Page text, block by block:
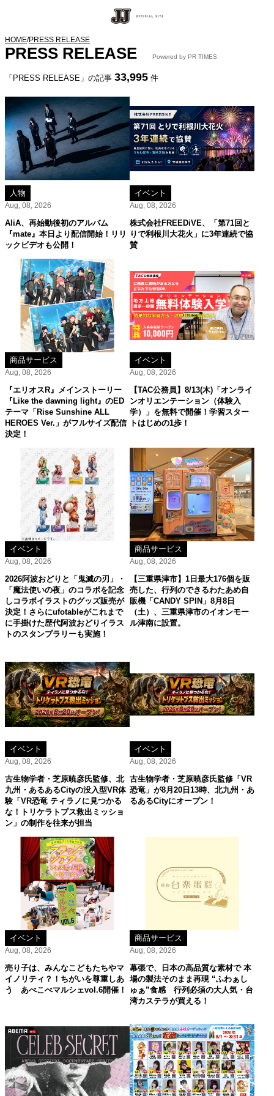
HOME/PRESS RELEASE
PRESS RELEASE Powered by PR TIMES
「PRESS RELEASE」の記事 33,995 件
人物
Aug, 08, 2026
AliA、再始動後初のアルバム
『mate』本日より配信開始！リリ
ックビデオも公開！
イベント
Aug, 08, 2026
株式会社FREEDiVE、「第71回と
りで利根川大花火」に3年連続で協
賛
商品サービス
Aug, 08, 2026
『エリオスR』メインストーリー
『Like the dawning light』のED
テーマ「Rise Sunshine ALL
HEROES Ver.」がフルサイズ配信
決定！
イベント
Aug, 08, 2026
【TAC公務員】8/13(木)「オンライ
ンオリエンテーション（体験入
学）」を無料で開催！学習スター
トはじめの1歩！
イベント
Aug, 08, 2026
2026阿波おどりと「鬼滅の刃」・
「魔法使いの夜」のコラボを記念
しコラボイラストのグッズ販売が
決定！さらにufotableがこれまで
に手掛けた歴代阿波おどりイラス
トのスタンプラリーも実施！
商品サービス
Aug, 08, 2026
【三重県津市】1日最大176個を販
売した、行列のできるわたあめ自
販機「CANDY SPIN」8月8日
（土）、三重県津市のイオンモー
ル津南に設置。
イベント
Aug, 08, 2026
古生物学者・芝原暁彦氏監修、北
九州・あるあるCityの没入型VR体
験「VR恐竜 ティラノに見つかる
な！トリケラトプス救出ミッショ
ン」の制作を往来が担当
イベント
Aug, 08, 2026
古生物学者・芝原暁彦氏監修「VR
恐竜」が8月20日13時、北九州・あ
るあるCityにオープン！
イベント
Aug, 08, 2026
売り子は、みんなこどもたちやマ
イノリティ？！ちがいを尊重しあ
う あべこべマルシェvol.6開催！
商品サービス
Aug, 08, 2026
幕張で、日本の高品質な素材で 本
場の製法そのまま再現 “ふわぁし
ゅぁ”食感 行列必須の大人気・台
湾カステラが買える！